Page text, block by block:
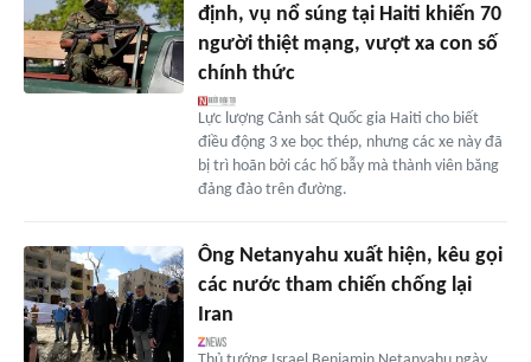
định, vụ nổ súng tại Haiti khiến 70
người thiệt mạng, vượt xa con số
chính thức
Lực lượng Cảnh sát Quốc gia Haiti cho biết
điều động 3 xe bọc thép, nhưng các xe này đã
bị trì hoãn bởi các hố bẫy mà thành viên băng
đảng đào trên đường.
Ông Netanyahu xuất hiện, kêu gọi
các nước tham chiến chống lại
Iran